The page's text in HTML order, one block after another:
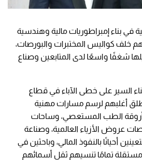
في بناء إمبراطوريات مالية وهندسية
خلف كواليس المختبرات والبورصات،
شغفًا واسعًا لدى المتابعين وصناع
السير على خطى الآباء في قطاع
أغلبهم لرسم مسارات مهنية
أروقة الطب المستعصي، وساحات
عروض الأزياء العالمية، وصناعة
أحيانًا بالنفوذ المالي، وباحثين في
تمامًا تنسيهم ثقل أسمائهم